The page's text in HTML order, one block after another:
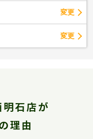
変更
変更
石店が
理由